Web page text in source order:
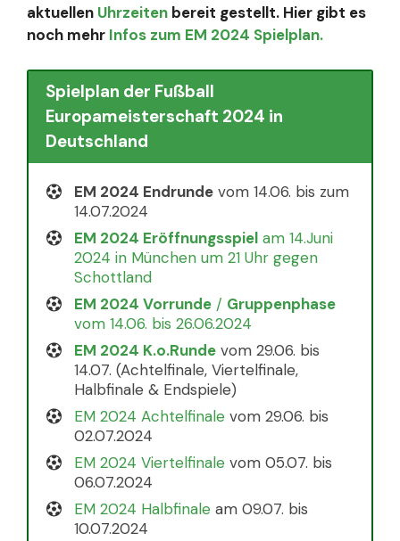
aktuellen Uhrzeiten bereit gestellt. Hier gibt es
noch mehr Infos zum EM 2024 Spielplan.
Spielplan der Fußball
Europameisterschaft 2024 in
Deutschland
EM 2024 Endrunde vom 14.06. bis zum
14.07.2024
EM 2024 Eröffnungsspiel am 14.Juni
2024 in München um 21 Uhr gegen
Schottland
EM 2024 Vorrunde / Gruppenphase
vom 14.06. bis 26.06.2024
EM 2024 K.o.Runde vom 29.06. bis
14.07. (Achtelfinale, Viertelfinale,
Halbfinale & Endspiele)
EM 2024 Achtelfinale vom 29.06. bis
02.07.2024
EM 2024 Viertelfinale vom 05.07. bis
06.07.2024
EM 2024 Halbfinale am 09.07. bis
10.07.2024